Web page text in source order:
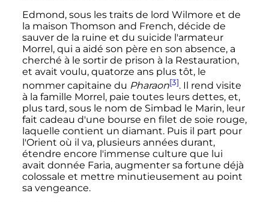
Edmond, sous les traits de lord Wilmore et de
la maison Thomson and French, décide de
sauver de la ruine et du suicide l'armateur
Morrel, qui a aidé son père en son absence, a
cherché à le sortir de prison à la Restauration,
et avait voulu, quatorze ans plus tôt, le
nommer capitaine du Pharaon[3]. Il rend visite
à la famille Morrel, paie toutes leurs dettes, et,
plus tard, sous le nom de Simbad le Marin, leur
fait cadeau d'une bourse en filet de soie rouge,
laquelle contient un diamant. Puis il part pour
l'Orient où il va, plusieurs années durant,
étendre encore l'immense culture que lui
avait donnée Faria, augmenter sa fortune déjà
colossale et mettre minutieusement au point
sa vengeance.